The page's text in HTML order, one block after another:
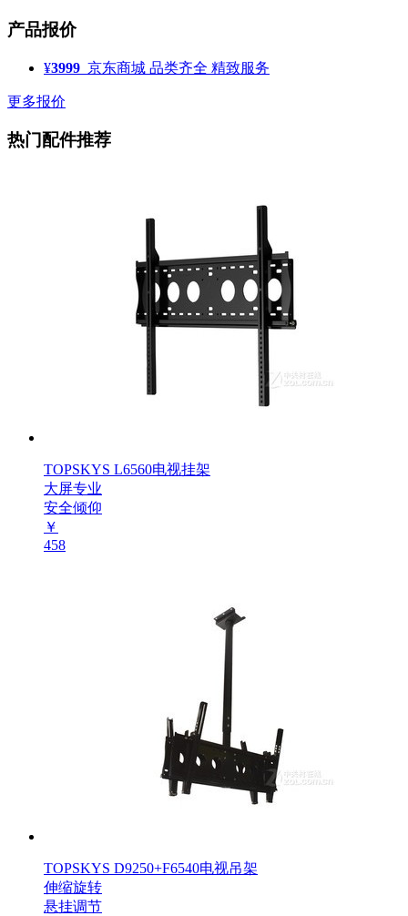
产品报价
¥3999 京东商城 品类齐全 精致服务
更多报价
热门配件推荐
TOPSKYS L6560电视挂架
大屏专业
安全倾仰
￥
458
TOPSKYS D9250+F6540电视吊架
伸缩旋转
悬挂调节